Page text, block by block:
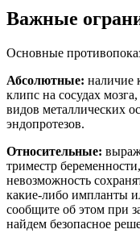
Важные
Основные
Абсолютные: наличие
клипс на сосудах
видов металлических
эндопротезов.
Относительные:
триместр
невозможность
какие-либо импланты
сообщите об этом при
найдем безопасное